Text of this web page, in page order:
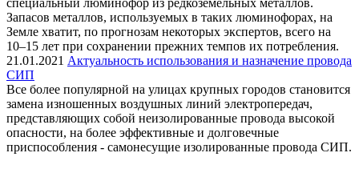
специальный люминофор из редкоземельных металлов.
Запасов металлов, используемых в таких люминофорах, на
Земле хватит, по прогнозам некоторых экспертов, всего на
10–15 лет при сохранении прежних темпов их потребления.
21.01.2021 Актуальность использования и назначение провода
СИП
Все более популярной на улицах крупных городов становится
замена изношенных воздушных линий электропередач,
представляющих собой неизолированные провода высокой
опасности, на более эффективные и долговечные
приспособления - самонесущие изолированные провода СИП.